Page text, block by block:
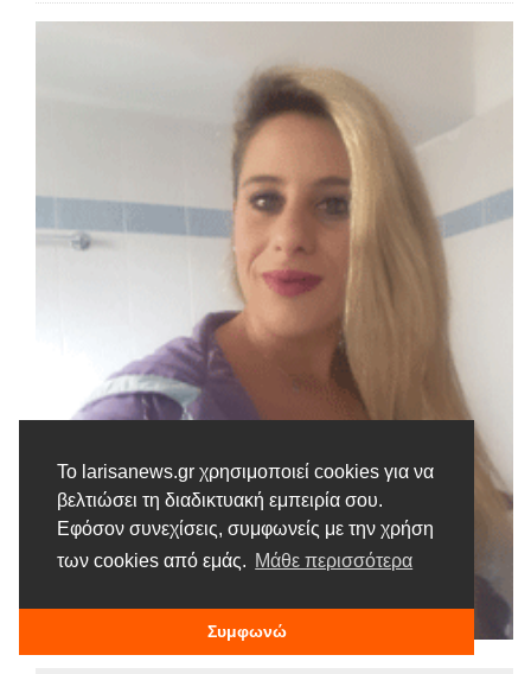
Το larisanews.gr χρησιμοποιεί cookies για να
βελτιώσει τη διαδικτυακή εμπειρία σου.
Εφόσον συνεχίσεις, συμφωνείς με την χρήση
των cookies από εμάς. Μάθε περισσότερα
Συμφωνώ